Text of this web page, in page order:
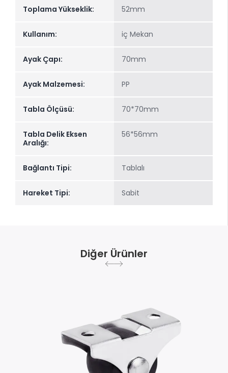
Toplama Yükseklik: 52mm
Kullanım: iç Mekan
Ayak Çapı: 70mm
Ayak Malzemesi: PP
Tabla Ölçüsü: 70*70mm
Tabla Delik Eksen
Aralığı:
56*56mm
Bağlantı Tipi: Tablalı
Hareket Tipi: Sabit
Diğer Ürünler